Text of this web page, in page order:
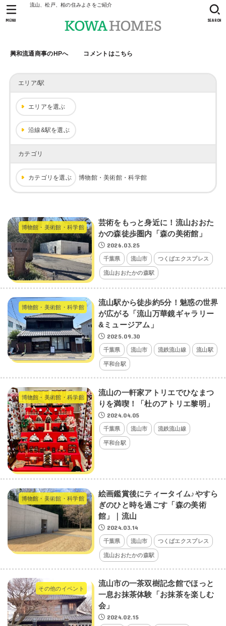
流山、松戸、柏の住みよさをご紹介
興和流通商事のHPへ コメントはこちら
SEARCH
MENU
エリア/駅
エリアを選ぶ
沿線&駅を選ぶ
カテゴリ
カテゴリを選ぶ 博物館・美術館・科学館
博物館・美術館・科学館
芸術をもっと身近に！流山おおた
かの森徒歩圏内「森の美術館」
2026.03.25
千葉県 流山市 つくばエクスプレス
流山おおたかの森駅
博物館・美術館・科学館
流山駅から徒歩約5分！魅惑の世界
が広がる「流山万華鏡ギャラリー
&ミュージアム」
2025.09.30
千葉県 流山市 流鉄流山線 流山駅
平和台駅
博物館・美術館・科学館
流山の一軒家アトリエでひなまつ
りを満喫！「杜のアトリエ黎明」
2024.04.05
千葉県 流山市 流鉄流山線
平和台駅
博物館・美術館・科学館
絵画鑑賞後にティータイム♪やすら
ぎのひと時を過ごす「森の美術
館」｜流山
2024.03.14
千葉県 流山市 つくばエクスプレス
流山おおたかの森駅
その他のイベント
流山市の一茶双樹記念館でほっと
一息お抹茶体験「お抹茶を楽しむ
会」
2024.02.15